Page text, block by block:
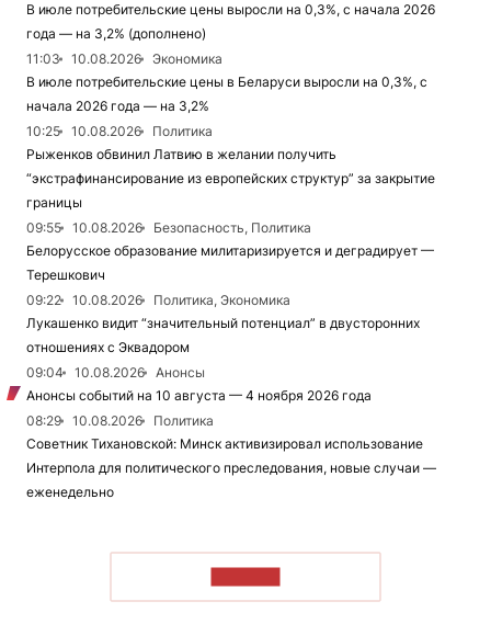
В июле потребительские цены выросли на 0,3%, с начала 2026
года — на 3,2% (дополнено)
11:03
10.08.2026
Экономика
В июле потребительские цены в Беларуси выросли на 0,3%, с
начала 2026 года — на 3,2%
10:25
10.08.2026
Политика
Рыженков обвинил Латвию в желании получить
“экстрафинансирование из европейских структур” за закрытие
границы
09:55
10.08.2026
Безопасность, Политика
Белорусское образование милитаризируется и деградирует —
Терешкович
09:22
10.08.2026
Политика, Экономика
Лукашенко видит “значительный потенциал” в двусторонних
отношениях с Эквадором
09:04
10.08.2026
Анонсы
Анонсы событий на 10 августа — 4 ноября 2026 года
08:29
10.08.2026
Политика
Советник Тихановской: Минск активизировал использование
Интерпола для политического преследования, новые случаи —
еженедельно